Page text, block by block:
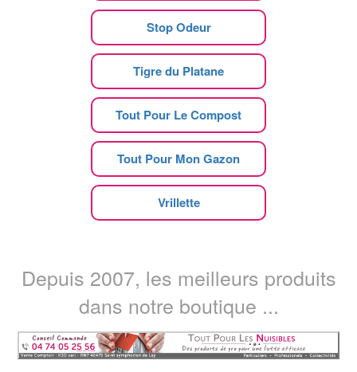
Stop Odeur
Tigre du Platane
Tout Pour Le Compost
Tout Pour Mon Gazon
Vrillette
Depuis 2007, les meilleurs produits
dans notre boutique ...